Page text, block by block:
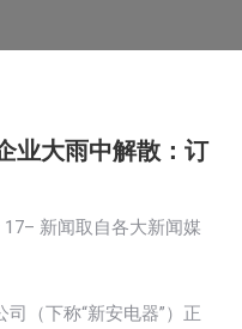
业大雨中解散：订
17– 新闻取自各大新闻媒
（下称“新安电器”）正